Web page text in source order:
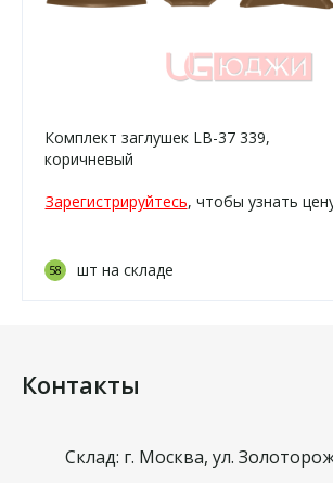
Комплект заглушек LB-37 339,
коричневый
Зарегистрируйтесь, чтобы узнать
58 шт на складе
Контакты
Склад: г. Москва, ул.